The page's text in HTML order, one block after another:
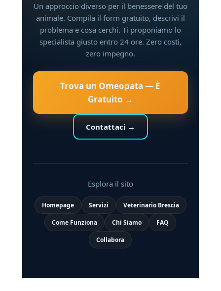
Un approccio diverso per il benessere del tuo
animale. Compila il form gratuito, descrivi il
problema e cosa cerchi. Ti proponiamo lo
specialista giusto entro 24 ore. Zero costi,
zero impegno.
Trova un Omeopata — È
Gratuito →
Contattaci →
Esplora il sito
Homepage Servizi Veterinario Brescia
Come Funziona Chi Siamo FAQ
Collabora